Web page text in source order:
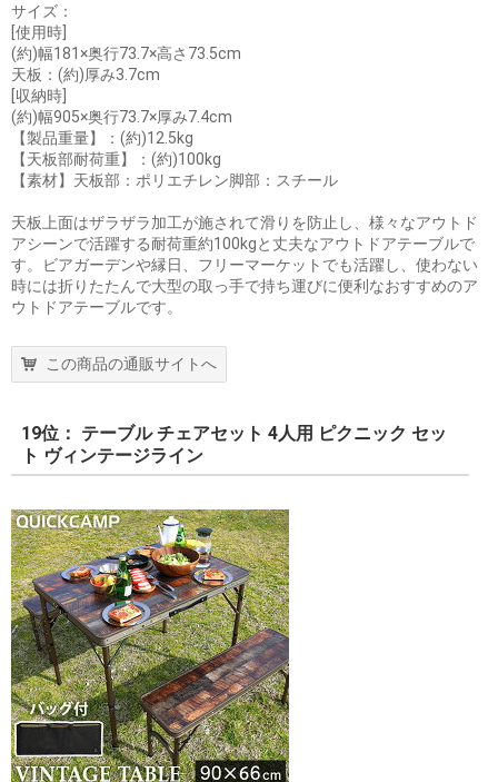
サイズ：
[使用時]
(約)幅181×奥行73.7×高さ73.5cm
天板：(約)厚み3.7cm
[収納時]
(約)幅905×奥行73.7×厚み7.4cm
【製品重量】：(約)12.5kg
【天板部耐荷重】：(約)100kg
【素材】天板部：ポリエチレン脚部：スチール
天板上面はザラザラ加工が施されて滑りを防止し、様々なアウトド
アシーンで活躍する耐荷重約100kgと丈夫なアウトドアテーブルで
す。ビアガーデンや縁日、フリーマーケットでも活躍し、使わない
時には折りたたんで大型の取っ手で持ち運びに便利なおすすめのア
ウトドアテーブルです。
この商品の通販サイトへ
19位： テーブル チェアセット 4人用 ピクニック セッ
ト ヴィンテージライン